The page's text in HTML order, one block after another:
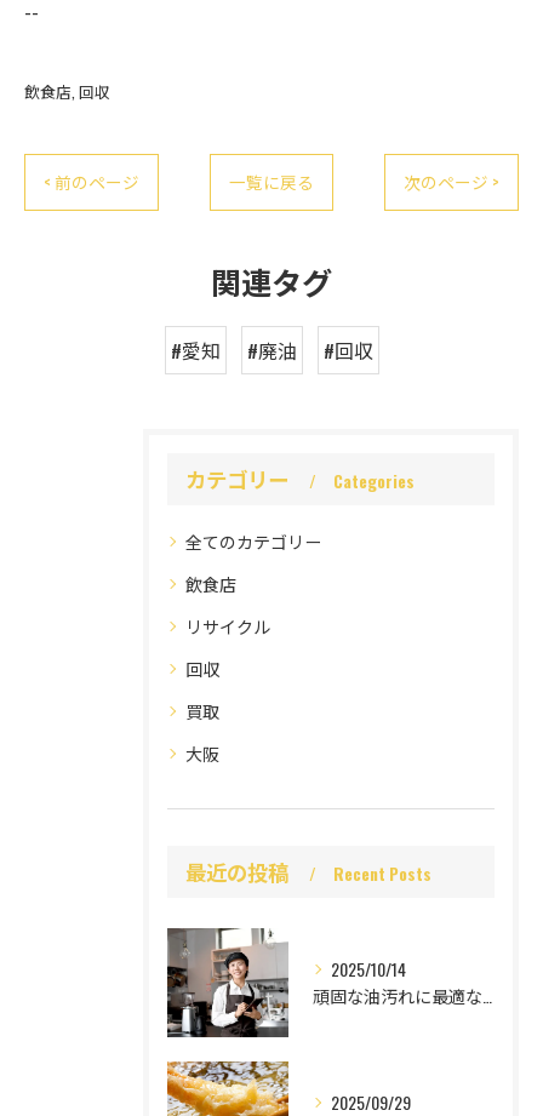
--
飲食店 回収
< 前のページ 一覧に戻る 次のページ >
関連タグ
#愛知 #廃油 #回収
カテゴリー Categories
全てのカテゴリー
飲食店
リサイクル
回収
買取
大阪
最近の投稿 Recent Posts
2025/10/14
2025/09/29